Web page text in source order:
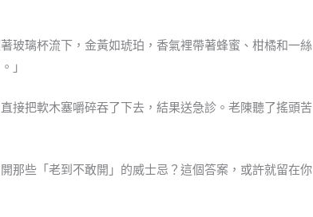
玻璃杯流下，金黃如琥珀，香氣裡帶著蜂蜜、柑橘和一絲
」
接把軟木塞嚼碎吞了下去，結果送急診。老陳聽了搖頭苦
那些「老到不敢開」的威士忌？這個答案，或許就留在你